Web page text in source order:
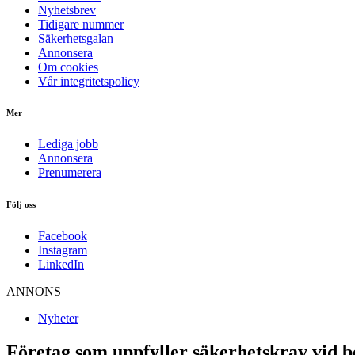
Nyhetsbrev
Tidigare nummer
Säkerhetsgalan
Annonsera
Om cookies
Vår integritetspolicy
Mer
Lediga jobb
Annonsera
Prenumerera
Följ oss
Facebook
Instagram
LinkedIn
ANNONS
Nyheter